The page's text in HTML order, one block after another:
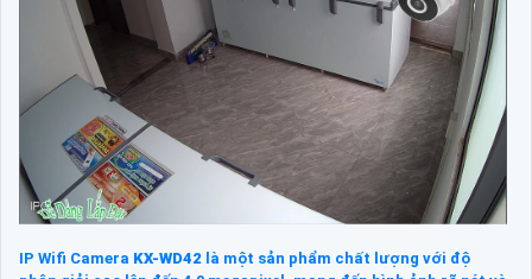
IP Wifi Camera KX-WD42 là một sản phẩm chất lượng với độ